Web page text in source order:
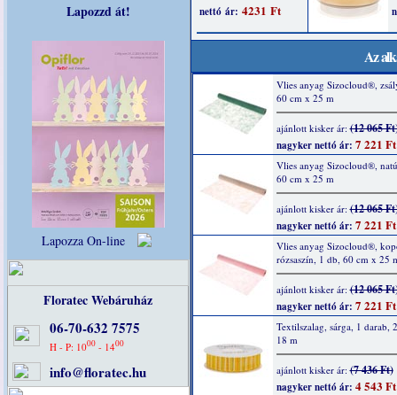
Lapozzd át!
Lapozza On-line
Floratec Webáruház
06-70-632 7575
H - P: 1000 - 1400
info@floratec.hu
Az
Vlies anyag Sizocloud®,
60 cm x 25 m
ajánlott kisker ár:(12 065
nagyker nettó ár: 7 221 Ft
Vlies anyag Sizocloud®,
60 cm x 25 m
ajánlott kisker ár:(12 065
nagyker nettó ár: 7 221 Ft
Vlies anyag Sizocloud®,
rózsaszín, 1 db, 60 cm x 25
ajánlott kisker ár:(12 065
nagyker nettó ár: 7 221 Ft
Textilszalag, sárga, 1 darab,
18 m
ajánlott kisker ár:(7 436 Ft)
nagyker nettó ár: 4 543 Ft